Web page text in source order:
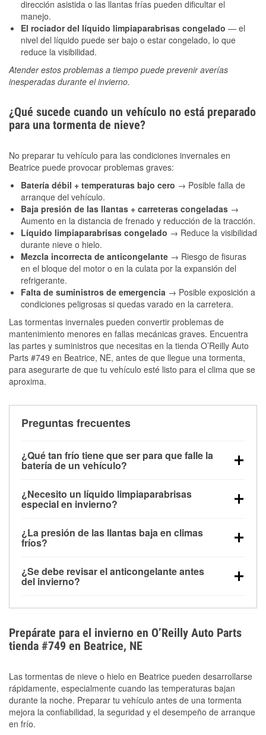
dirección asistida o las llantas frías pueden dificultar el
manejo.
El rociador del líquido limpiaparabrisas congelado — el
nivel del líquido puede ser bajo o estar congelado, lo que
reduce la visibilidad.
Atender estos problemas a tiempo puede prevenir averías
inesperadas durante el invierno.
¿Qué sucede cuando un vehículo no está preparado
para una tormenta de nieve?
No preparar tu vehículo para las condiciones invernales en
Beatrice puede provocar problemas graves:
Batería débil + temperaturas bajo cero → Posible falla de
arranque del vehículo.
Baja presión de las llantas + carreteras congeladas →
Aumento en la distancia de frenado y reducción de la tracción.
Líquido limpiaparabrisas congelado → Reduce la visibilidad
durante nieve o hielo.
Mezcla incorrecta de anticongelante → Riesgo de fisuras
en el bloque del motor o en la culata por la expansión del
refrigerante.
Falta de suministros de emergencia → Posible exposición a
condiciones peligrosas si quedas varado en la carretera.
Las tormentas invernales pueden convertir problemas de
mantenimiento menores en fallas mecánicas graves. Encuentra
las partes y suministros que necesitas en la tienda O’Reilly Auto
Parts #749 en Beatrice, NE, antes de que llegue una tormenta,
para asegurarte de que tu vehículo esté listo para el clima que se
aproxima.
Preguntas frecuentes
¿Qué tan frío tiene que ser para que falle la
batería de un vehículo?
debajo de los 32 °F y puede perder hasta la mitad de
su potencia de arranque cerca de los 0 °F, lo que
arranque.
¿Necesito un líquido limpiaparabrisas
especial en invierno?
la congelación y ayuda a disolver la sal y la nieve
derretida en la carretera para mejorar la visibilidad.
¿La presión de las llantas baja en climas
fríos?
alrededor de 1 PSI por cada 10 °F que baja la
temperatura. Puedes obtener más información sobre
¿Se debe revisar el anticongelante antes
del invierno?
el sobrecalentamiento en condiciones de frío
extremo. Aprende cómo comprobar la protección
anticongelante en nuestra sección How-To.
Prepárate para el invierno en O’Reilly Auto Parts
tienda #749 en Beatrice, NE
Las tormentas de nieve o hielo en Beatrice pueden desarrollarse
rápidamente, especialmente cuando las temperaturas bajan
durante la noche. Preparar tu vehículo antes de una tormenta
mejora la confiabilidad, la seguridad y el desempeño de arranque
en frío.